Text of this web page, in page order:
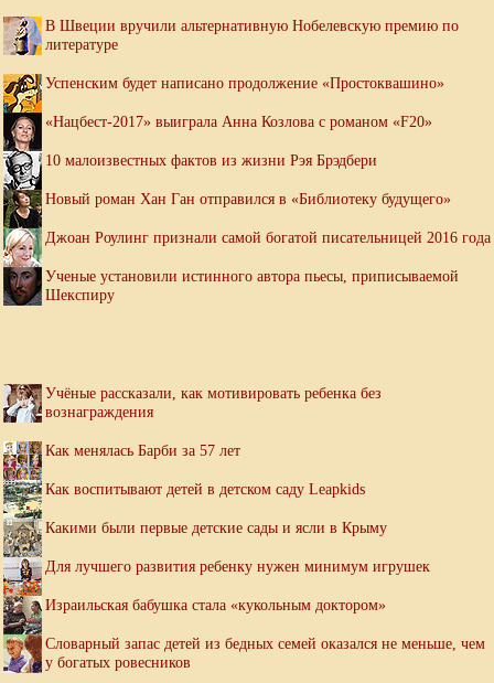
В Швеции вручили альтернативную Нобелевскую премию по
литературе
Успенским будет написано продолжение «Простоквашино»
«Нацбест-2017» выиграла Анна Козлова с романом «F20»
10 малоизвестных фактов из жизни Рэя Брэдбери
Новый роман Хан Ган отправился в «Библиотеку будущего»
Джоан Роулинг признали самой богатой писательницей 2016 года
Ученые установили истинного автора пьесы, приписываемой
Шекспиру
Учёные рассказали, как мотивировать ребенка без
вознаграждения
Как менялась Барби за 57 лет
Как воспитывают детей в детском саду Leapkids
Какими были первые детские сады и ясли в Крыму
Для лучшего развития ребенку нужен минимум игрушек
Израильская бабушка стала «кукольным доктором»
Словарный запас детей из бедных семей оказался не меньше, чем
у богатых ровесников